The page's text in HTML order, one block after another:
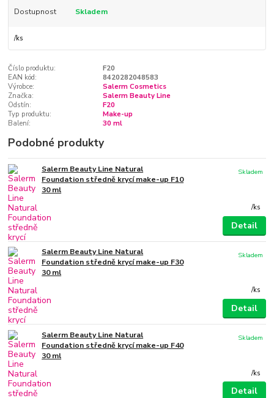
Dostupnost Skladem
/ks
Číslo produktu:
F20
EAN kód:
8420282048583
Výrobce:
Salerm Cosmetics
Značka:
Salerm Beauty Line
Odstín:
F20
Typ produktu:
Make-up
Balení:
30 ml
Podobné produkty
Salerm Beauty Line Natural
Foundation středně krycí make-up F10
30 ml
/ks
Skladem
Detail
Salerm Beauty Line Natural
Foundation středně krycí make-up F30
30 ml
/ks
Skladem
Detail
Salerm Beauty Line Natural
Foundation středně krycí make-up F40
30 ml
/ks
Skladem
Detail